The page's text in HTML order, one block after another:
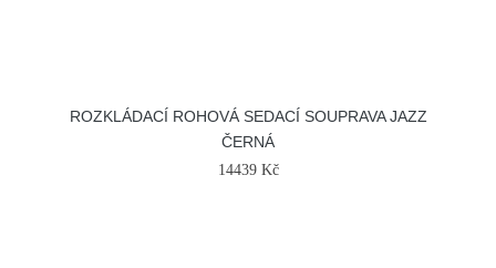
ROZKLÁDACÍ ROHOVÁ SEDACÍ SOUPRAVA JAZZ
ČERNÁ
14439 Kč